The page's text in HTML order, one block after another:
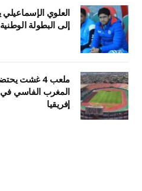
العلوي
إلى البطولة الوطنية
ملعب 4 غشت
المغرب الفاسي
إفريقيا